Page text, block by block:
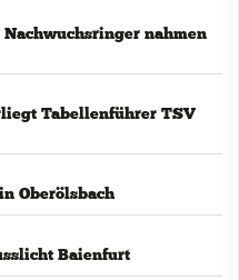
nahmen
Tabellenführer TSV
Oberölsbach
Baienfurt